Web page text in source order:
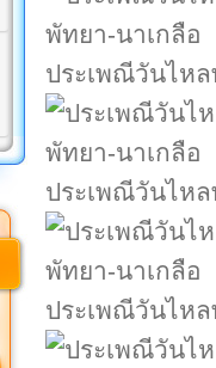
ประเพณีวันไห
ประเพณีวันไห
ประเพณีวันไห